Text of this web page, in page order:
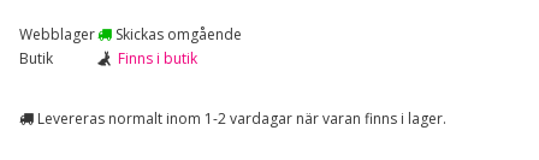
Webblager
Skickas omgående
Butik
Finns i butik
Levereras normalt inom 1-2 vardagar när varan finns i lager.